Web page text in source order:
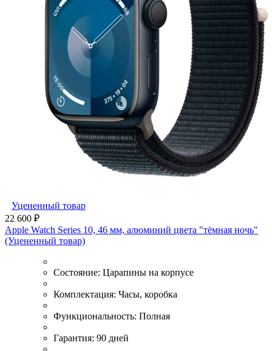
Уцененный товар
22 600 ₽
Apple Watch Series 10, 46 мм, алюминий цвета "тёмная ночь"
(Уцененный товар)
Состояние: Царапины на корпусе
Комплектация: Часы, коробка
Функциональность: Полная
Гарантия: 90 дней